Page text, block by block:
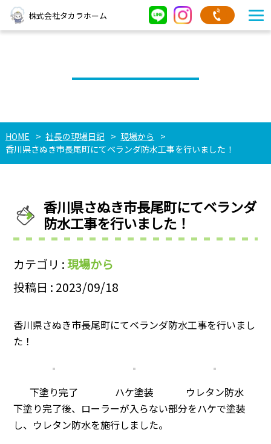
株式会社タカラホーム
HOME 社長の現場日記
現場から
香川県さぬき市長尾町にてベランダ防水工事を行いました！
香川県さぬき市長尾町にてベランダ
防水工事を行いました！
カテゴリ :現場から
投稿日 : 2023/09/18
香川県さぬき市長尾町にてベランダ防水工事を行いまし
た！
下塗り完了 ハケ塗装
ウレタン防水
下塗り完了後、ローラーが入らない部分をハケで塗装
し、ウレタン防水を施行しました。